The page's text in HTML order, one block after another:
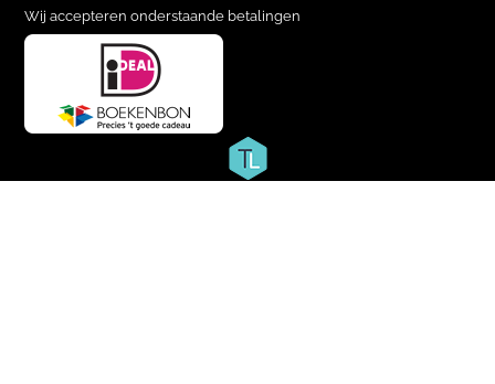
Wij accepteren onderstaande betalingen